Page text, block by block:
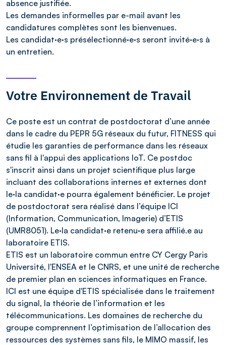
absence justifiée.
Les demandes informelles par e-mail avant les
candidatures complètes sont les bienvenues.
Les candidat·e·s présélectionné·e·s seront invité·e·s à
un entretien.
Votre Environnement de Travail
Ce poste est un contrat de postdoctorat d’une année
dans le cadre du PEPR 5G réseaux du futur, FITNESS qui
étudie les garanties de performance dans les réseaux
sans fil à l'appui des applications IoT. Ce postdoc
s'inscrit ainsi dans un projet scientifique plus large
incluant des collaborations internes et externes dont
le·la candidat·e pourra également bénéficier. Le projet
de postdoctorat sera réalisé dans l’équipe ICI
(Information, Communication, Imagerie) d’ETIS
(UMR8051). Le·la candidat·e retenu·e sera affilié.e au
laboratoire ETIS.
ETIS est un laboratoire commun entre CY Cergy Paris
Université, l'ENSEA et le CNRS, et une unité de recherche
de premier plan en sciences informatiques en France.
ICI est une équipe d'ETIS spécialisée dans le traitement
du signal, la théorie de l’information et les
télécommunications. Les domaines de recherche du
groupe comprennent l’optimisation de l’allocation des
ressources des systèmes sans fils, le MIMO massif, les